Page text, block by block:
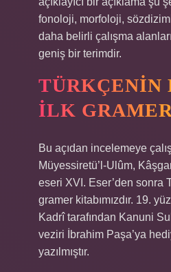
fonoloji, morfoloji,
daha belirli çalışma
geniş bir terimdir.
TÜRKÇENIN
ILK
Bu açıdan incelemeye
Müyessiretü’l-Ulûm,
eseri XVI. Eser’den sonra
gramer kitabımızdır. 19.
Kadrî tarafından Kanuni
veziri İbrahim Paşa’ya
yazılmıştır.